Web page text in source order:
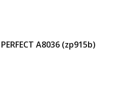
PERFECT A8036 (zp915b)